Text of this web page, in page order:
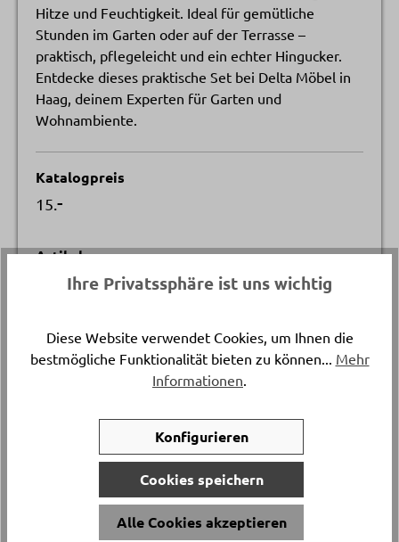
Hitze und Feuchtigkeit. Ideal für gemütliche
Stunden im Garten oder auf der Terrasse –
praktisch, pflegeleicht und ein echter Hingucker.
Entdecke dieses praktische Set bei Delta Möbel in
Haag, deinem Experten für Garten und
Wohnambiente.
Katalogpreis
15. -
Artikelnummer
18972.3.
Länge
ca. 44 cm
ca. 37 cm
Ihre Privatssphäre ist uns wichtig
Diese Website verwendet Cookies, um Ihnen die
bestmögliche Funktionalität bieten zu können... Mehr
Informationen
Konfigurieren
Cookies speichern
Alle Cookies akzeptieren